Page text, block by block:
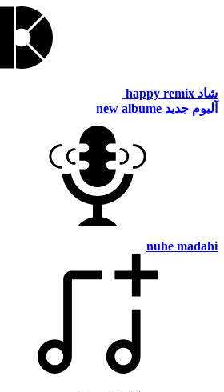
شاد happy remix
آلبوم جدید new albume
nuhe madahi